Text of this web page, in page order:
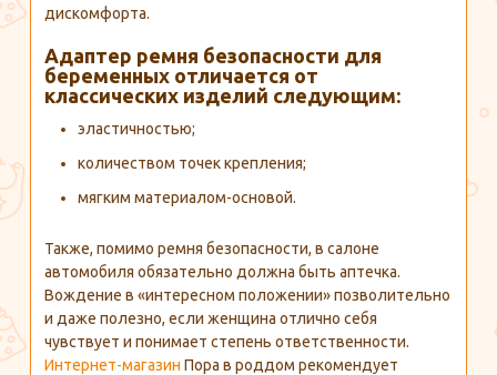
дискомфорта.
Адаптер ремня безопасности для
беременных отличается от
классических изделий следующим:
эластичностью;
количеством точек крепления;
мягким материалом-основой.
Также, помимо ремня безопасности, в салоне
автомобиля обязательно должна быть аптечка.
Вождение в «интересном положении» позволительно
и даже полезно, если женщина отлично себя
чувствует и понимает степень ответственности.
Интернет-магазин Пора в роддом рекомендует